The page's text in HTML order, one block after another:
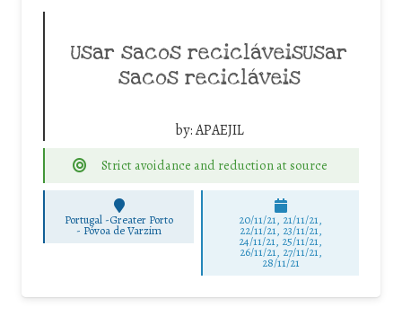
Usar sacos recicláveisUsar
sacos recicláveis
by:APAEJIL
Strict avoidance and reduction at source
Portugal -Greater Porto
- Póvoa de Varzim
20/11/21, 21/11/21,
22/11/21, 23/11/21,
24/11/21, 25/11/21,
26/11/21, 27/11/21,
28/11/21